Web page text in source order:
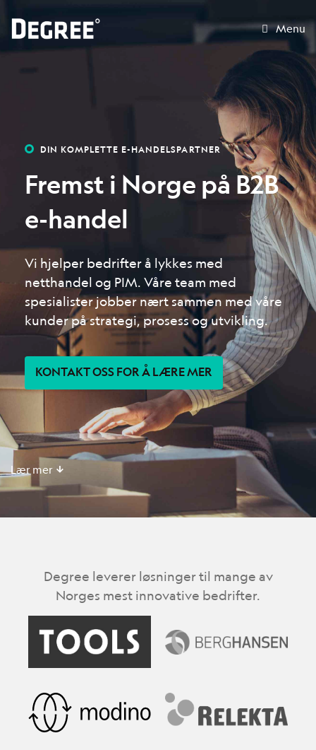
Menu
DIN KOMPLETTE E-HANDELSPARTNER
Fremst i Norge på B2B
e-handel
Vi hjelper bedrifter å lykkes med
netthandel og PIM. Våre team med
spesialister jobber nært sammen med våre
kunder på strategi, prosess og utvikling.
KONTAKT OSS FOR Å LÆRE MER
Lær mer
Degree leverer løsninger til mange av
Norges mest innovative bedrifter.